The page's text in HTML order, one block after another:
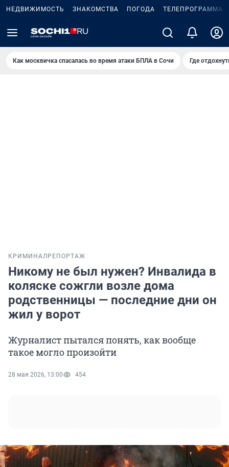
НЕДВИЖИМОСТЬ ЗНАКОМСТВА ПОГОДА ТЕЛЕПРОГРАММА
Как москвичка спасалась во время атаки БПЛА в Сочи Где
КРИМИНАЛ РЕПОРТАЖ
Никому не был нужен? Инвалида в
коляске сожгли возле дома
родственницы — последние дни он
жил у ворот
Журналист пытался понять, как вообще
такое могло произойти
28 мая 2026, 13:00 454